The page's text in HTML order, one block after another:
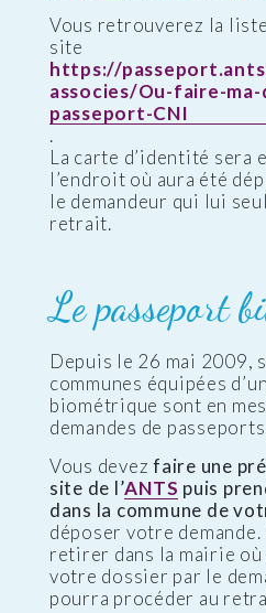
Vous retrouverez la
site
https://
associes/Ou-faire-ma-
passeport-CNI
.
La carte d’identité sera
l’endroit où aura été
le demandeur qui lui
retrait.
Le passeport
Depuis le 26 mai 2009,
communes équipées
biométrique sont en
demandes de
Vous devezfaire une
site de l’ANTS puis
dans la commune de
déposer votre
retirer dans la mairie où
votre dossier par le
pourra procéder au